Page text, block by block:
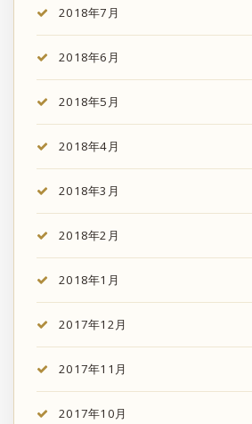
2018年7月
2018年6月
2018年5月
2018年4月
2018年3月
2018年2月
2018年1月
2017年12月
2017年11月
2017年10月